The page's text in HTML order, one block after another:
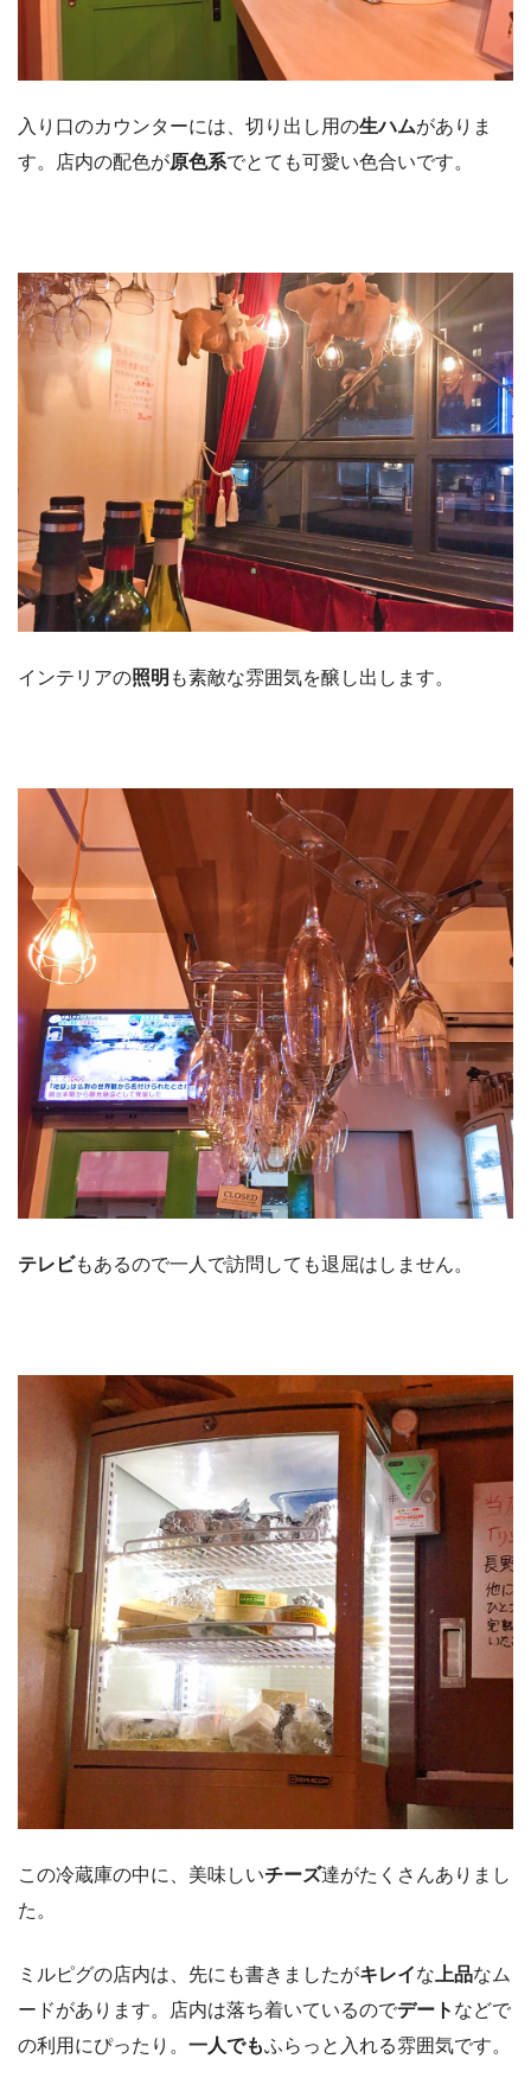
入り口のカウンターには、切り出し用の生ハムがありま
す。店内の配色が原色系でとても可愛い色合いです。
インテリアの照明 も素敵な雰囲気を醸し出します。
テレビもあるので一人で訪問しても退屈はしません。
この冷蔵庫の中に、美味しいチーズ達がたくさんありまし
た。
ミルピグの店内は、先にも書きましたがキレイな 上品なム
ードがあります。店内は落ち着いているのでデート などで
の利用にぴったり。 一人でもふらっと入れる雰囲気です。